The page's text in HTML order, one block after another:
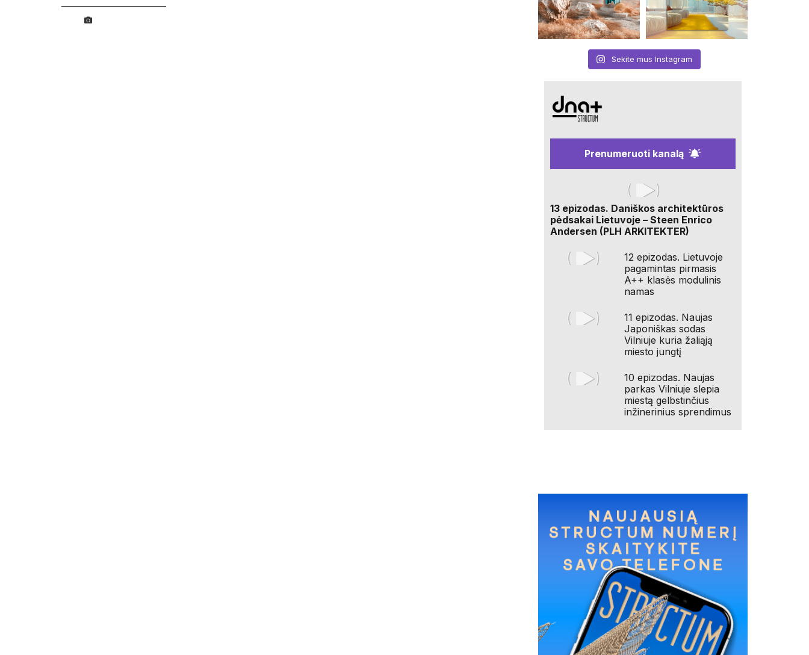
Sekite mus Instagram
Prenumeruoti kanalą
13 epizodas. Daniškos architektūros
pėdsakai Lietuvoje – Steen Enrico
Andersen (PLH ARKITEKTER)
12 epizodas. Lietuvoje
pagamintas pirmasis
A++ klasės modulinis
namas
11 epizodas. Naujas
Japoniškas sodas
Vilniuje kuria žaliąją
miesto jungtį
10 epizodas. Naujas
parkas Vilniuje slepia
miestą gelbstinčius
inžinerinius sprendimus